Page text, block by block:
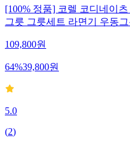
[100% 정품] 코렐 코디네이
그릇 그릇세트 라면기 우동
109,800원
64%39,800원
5.0
(2)